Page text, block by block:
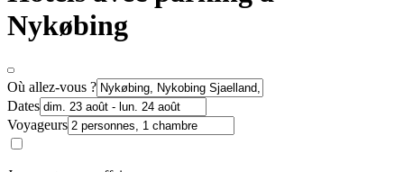
Nykøbing
Où allez-vous ?
Dates
Voyageurs